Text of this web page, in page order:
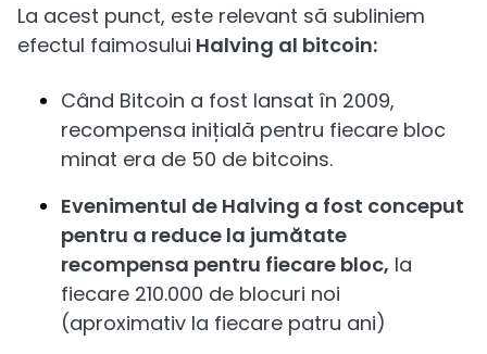
La acest punct, este relevant să subliniem
efectul faimosului Halving al bitcoin:
Când Bitcoin a fost lansat în 2009,
recompensa inițială pentru fiecare bloc
minat era de 50 de bitcoins.
Evenimentul de Halving a fost conceput
pentru a reduce la jumătate
recompensa pentru fiecare bloc, la
fiecare 210.000 de blocuri noi
(aproximativ la fiecare patru ani)